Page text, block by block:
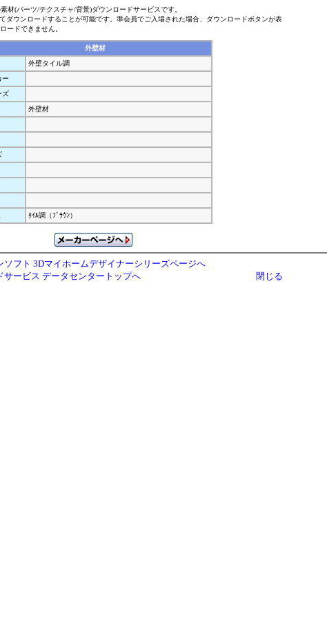
材(パーツ/テクスチャ/背景)ダウンロードサービスです。
ダウンロードすることが可能です。準会員でご入場された場合、ダウンロードボタンが表
ードできません。
外壁材
外壁タイル調
ー
ズ
外壁材
ﾀｲﾙ調（ﾌﾞﾗｳﾝ）
ソフト 3Dマイホームデザイナーシリーズページへ
サービス データセンタートップへ
閉じる